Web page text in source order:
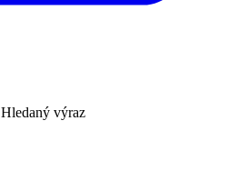
Hledaný výraz